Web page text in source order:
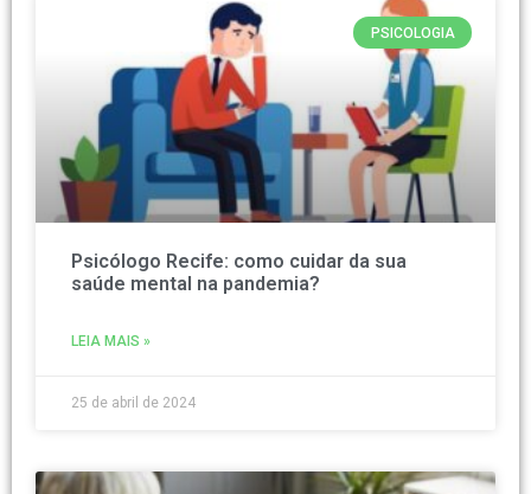
PSICOLOGIA
Psicólogo Recife: como cuidar da sua
saúde mental na pandemia?
LEIA MAIS »
25 de abril de 2024